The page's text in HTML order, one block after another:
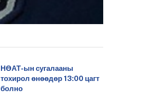
НӨАТ-ын сугалааны
тохирол өнөөдөр 13:00 цагт
болно